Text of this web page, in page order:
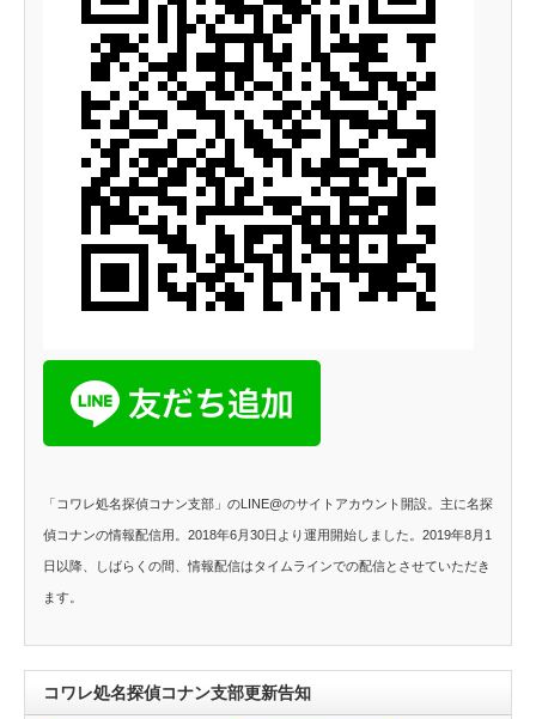
「コワレ処名探偵コナン支部」のLINE@のサイトアカウント開設。主に名探
偵コナンの情報配信用。2018年6月30日より運用開始しました。2019年8月1
日以降、しばらくの間、情報配信はタイムラインでの配信とさせていただき
ます。
コワレ処名探偵コナン支部更新告知